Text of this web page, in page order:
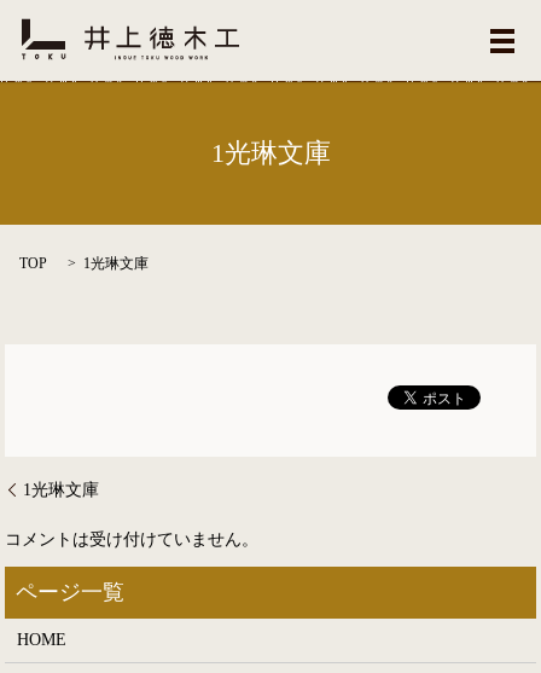
メ
1光琳文庫
TOP 1光琳文庫
1光琳文庫
コメントは受け付けていません。
HOME